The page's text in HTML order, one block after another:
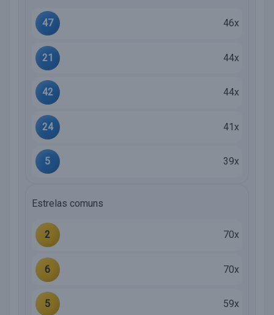
47 46x
21 44x
42 44x
24 41x
5 39x
Estrelas comuns
2 70x
6 70x
5 59x